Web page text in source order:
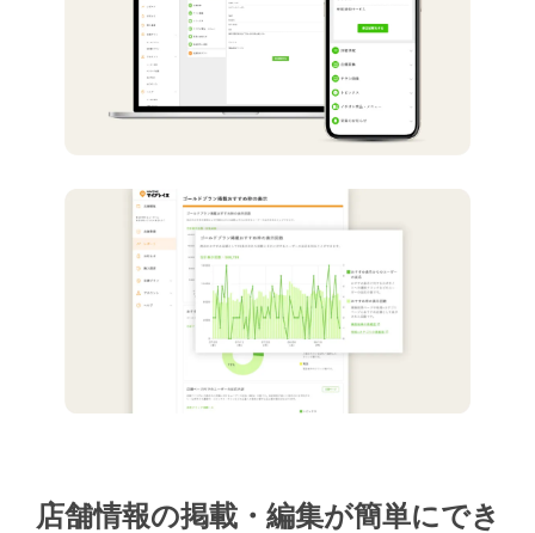
店舗情報の掲載・編集が簡単にでき